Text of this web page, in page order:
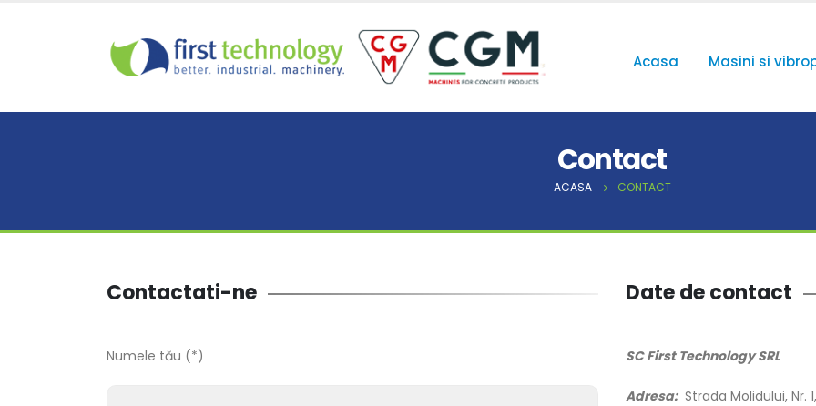
Acasa Masini si
Contact
ACASA CONTACT
Contactati-ne
Numele tău (*)
Date de contact
SC First Technology SRL
Adresa:Strada Molidului, Nr.